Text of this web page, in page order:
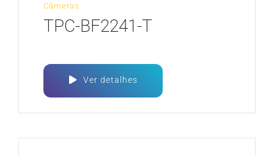
Câmeras
TPC-BF2241-T
Ver detalhes